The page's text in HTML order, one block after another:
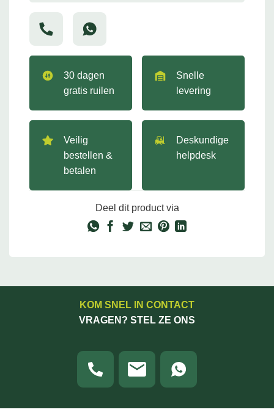
30 dagen
gratis ruilen
Snelle
levering
Veilig
bestellen &
betalen
Deskundige
helpdesk
Deel dit product via
KOM SNEL IN CONTACT
VRAGEN? STEL ZE ONS